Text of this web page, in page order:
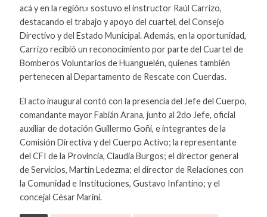
acá y en la región.» sostuvo el instructor Raúl Carrizo,
destacando el trabajo y apoyo del cuartel, del Consejo
Directivo y del Estado Municipal. Además, en la oportunidad,
Carrizo recibió un reconocimiento por parte del Cuartel de
Bomberos Voluntarios de Huanguelén, quienes también
pertenecen al Departamento de Rescate con Cuerdas.
El acto inaugural contó con la presencia del Jefe del Cuerpo,
comandante mayor Fabián Arana, junto al 2do Jefe, oficial
auxiliar de dotación Guillermo Goñi, e integrantes de la
Comisión Directiva y del Cuerpo Activo; la representante
del CFI de la Provincia, Claudia Burgos; el director general
de Servicios, Martín Ledezma; el director de Relaciones con
la Comunidad e Instituciones, Gustavo Infantino; y el
concejal César Marini.